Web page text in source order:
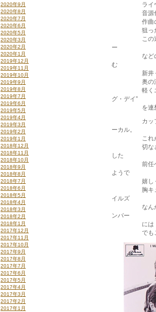
ライヴでは
音源化され
作曲の新井
狙った、
この辺りの
ー
などのブル
む
新井くんの
奥の深い魅
軽くエコー
グ・デイ”
を連想し
カップリン
ーカル。
これがね
切なさが青
した
前任ベーシ
ようで
嬉しくな
胸キュンな
イルズ
なんかの80
ンバー
には「誰で
でもこれは
2020年9月
2020年8月
2020年7月
2020年6月
2020年5月
2020年3月
2020年2月
2020年1月
2019年12月
2019年11月
2019年10月
2019年9月
2019年8月
2019年7月
2019年6月
2019年5月
2019年4月
2019年3月
2019年2月
2019年1月
2018年12月
2018年11月
2018年10月
2018年9月
2018年8月
2018年7月
2018年6月
2018年5月
2018年4月
2018年3月
2018年2月
2018年1月
2017年12月
2017年11月
2017年10月
2017年9月
2017年8月
2017年7月
2017年6月
2017年5月
2017年4月
2017年3月
2017年2月
2017年1月